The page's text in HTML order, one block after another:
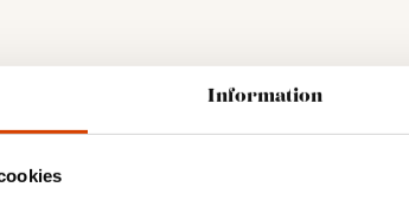
Information